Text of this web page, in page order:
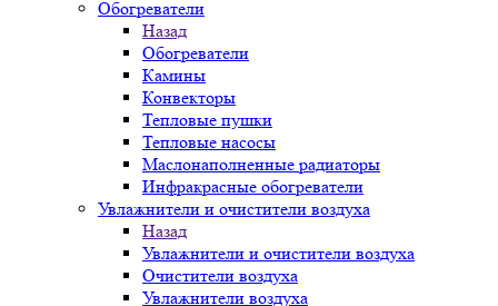
Обогреватели
Назад
Обогреватели
Камины
Конвекторы
Тепловые пушки
Тепловые насосы
Маслонаполненные радиаторы
Инфракрасные обогреватели
Увлажнители и очистители воздуха
Назад
Увлажнители и очистители воздуха
Очистители воздуха
Увлажнители воздуха